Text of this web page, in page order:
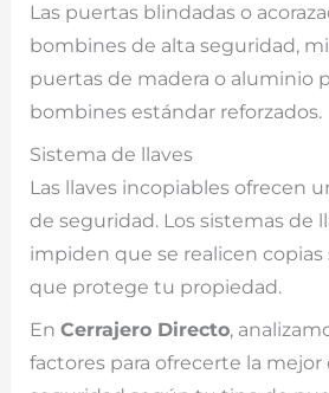
Las puertas blindadas o
bombines de alta seguridad,
puertas de madera o aluminio
bombines estándar reforzados.
Sistema de llaves
Las llaves incopiables ofrecen
de seguridad. Los sistemas de
impiden que se realicen copias
que protege tu propiedad.
En Cerrajero Directo,
factores para ofrecerte la mejor